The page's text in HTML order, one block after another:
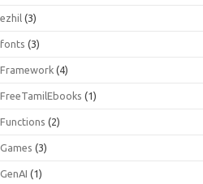
ezhil (3)
fonts (3)
Framework (4)
FreeTamilEbooks (1)
Functions (2)
Games (3)
GenAI (1)